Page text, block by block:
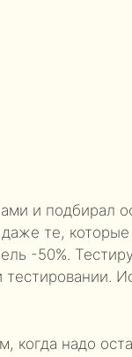
и подбирал
те, которые
-50%.
когда надо